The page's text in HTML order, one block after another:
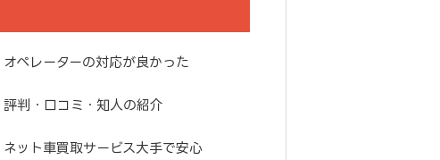
オペレーターの対応が良かった
評判・口コミ・知人の紹介
ネット車買取サービス大手で安心